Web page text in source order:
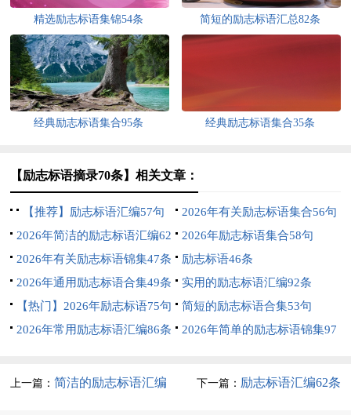
精选励志标语集锦54条 简短的励志标语汇总82条
经典励志标语集合95条 经典励志标语集合35条
【励志标语摘录70条】相关文章：
【推荐】励志标语汇编57句
2026年有关励志标语集合56句
2026年简洁的励志标语汇编62
条
2026年励志标语集合58句
2026年有关励志标语锦集47条
励志标语46条
2026年通用励志标语合集49条
实用的励志标语汇编92条
【热门】2026年励志标语75句
简短的励志标语合集53句
2026年常用励志标语汇编86条
2026年简单的励志标语锦集97
上一篇：简洁的励志标语汇编
下一篇： 励志标语汇编62条